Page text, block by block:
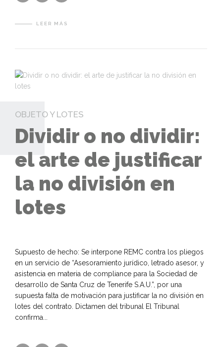
LEER MÁS
OBJETO Y LOTES
Dividir o no dividir:
el arte de justificar
la no división en
lotes
Supuesto de hecho: Se interpone REMC contra los pliegos
en un servicio de “Asesoramiento jurídico, letrado asesor, y
asistencia en materia de compliance para la Sociedad de
desarrollo de Santa Cruz de Tenerife S.A.U.”, por una
supuesta falta de motivación para justificar la no división en
lotes del contrato. Dictamen del tribunal El Tribunal
confirma...